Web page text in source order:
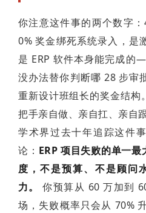
你注意这件事的两个数字
0% 奖金绑死系统录入，是
是 ERP 软件本身能完成的
没办法替你判断哪 28 步审
重新设计班组长的奖金结构
把手亲自做、亲自扛、亲自
学术界过去十年追踪这件
论： ERP 项目失败的单一
度，不是预算、不是顾问
力。
你预算从 60 万加到
场，失败概率只会从 70%